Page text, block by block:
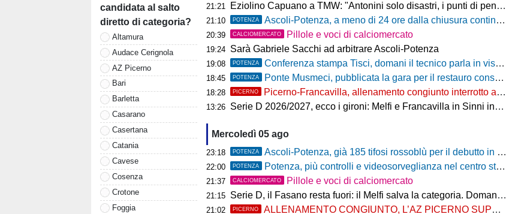
candidata al salto
diretto di categoria?
Altamura
Audace Cerignola
AZ Picerno
Bari
Barletta
Casarano
Casertana
Catania
Cavese
Cosenza
Crotone
Foggia
21:21 Eziolino Capuano a TMW: "Antonini solo disastri, i punti di penalizzazione che ha preso un record mondiale"
21:10 POTENZA Ascoli-Potenza, a meno di 24 ore dalla chiusura continua a salire il numero di biglietti venduti nel settore ospiti
20:39 CALCIOMERCATO Pillole e voci di calciomercato
19:24 Sarà Gabriele Sacchi ad arbitrare Ascoli-Potenza
19:08 POTENZA Conferenza stampa Tisci, domani il tecnico parla in vista di Ascoli-Potenza
18:45 POTENZA Ponte Musmeci, pubblicata la gara per il restauro conservativo
18:28 PICERNO Picerno-Francavilla, allenamento congiunto interrotto al termine del primo tempo
13:26 Serie D 2026/2027, ecco i gironi: Melfi e Francavilla in Sinni insieme nel Girone H
Mercoledì 05 ago
23:18 POTENZA Ascoli-Potenza, già 185 tifosi rossoblù per il debutto in Coppa Italia Frecciarossa
22:00 POTENZA Potenza, più controlli e videosorveglianza nel centro storico: il Comitato per la sicurezza rafforza le misure
21:37 CALCIOMERCATO Pillole e voci di calciomercato
21:15 Serie D, il Fasano resta fuori: il Melfi salva la categoria. Domani l'attesa per i gironi
21:02 PICERNO ALLENAMENTO CONGIUNTO, L’AZ PICERNO SUPERA L’AS MELFI